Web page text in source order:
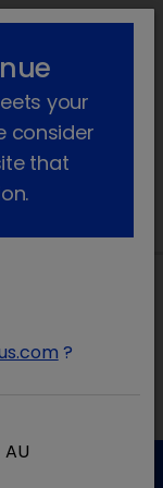
search menu
your
consider
that
?
AU